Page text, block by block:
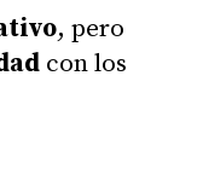
, pero
con los